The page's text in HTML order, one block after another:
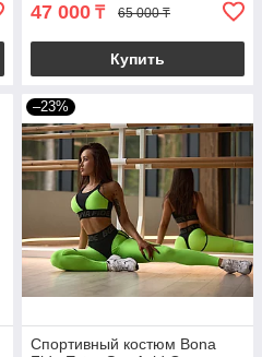
47 000 ₸ 65 000 ₸
Купить
–23%
Спортивный костюм Bona